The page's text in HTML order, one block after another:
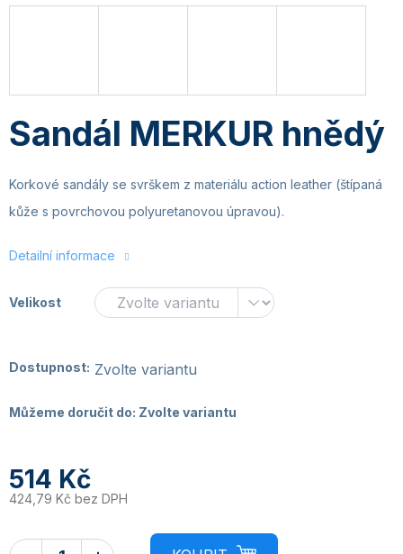
Sandál MERKUR hnědý
Korkové sandály se svrškem z materiálu action leather (štípaná
kůže s povrchovou polyuretanovou úpravou).
Detailní informace
Velikost
Dostupnost: Zvolte variantu
Můžeme doručit do: Zvolte variantu
514 Kč
424,79 Kč bez DPH